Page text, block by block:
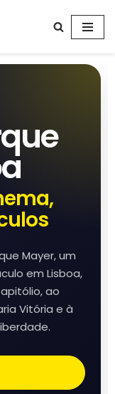
Mayer, um
em Lisboa,
ao
Vitória e à